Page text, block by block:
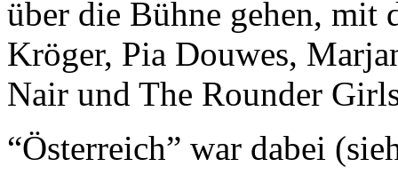
über die Bühne gehen,
Kröger, Pia Douwes,
Nair und The Rounder
“Österreich” war dabei